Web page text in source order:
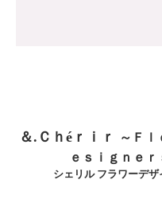
＆. Ｃｈéｒｉｒ
～Ｆ
ｅｓｉｇｎｅｒ
シェリル フラワーデザ